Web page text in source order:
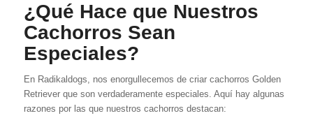
¿Qué Hace que Nuestros
Cachorros Sean
Especiales?
En Radikaldogs, nos enorgullecemos de criar cachorros Golden
Retriever que son verdaderamente especiales. Aquí hay algunas
razones por las que nuestros cachorros destacan: